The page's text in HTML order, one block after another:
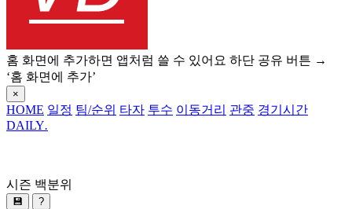
홈 화면에 추가하면 앱처럼 쓸 수 있어요 하단 공유 버튼 →
‘홈 화면에 추가’
×
HOME 일정 팀/순위 타자 투수 이동거리 관중 경기시간
DAILY.
시즌 백분위
💾 ?